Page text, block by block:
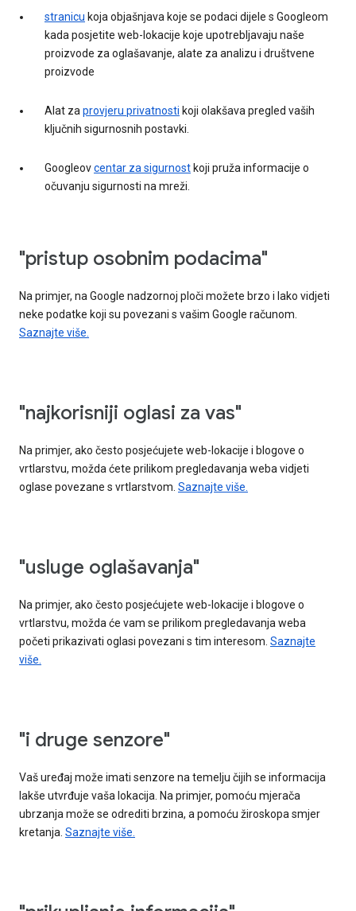
stranicu koja objašnjava koje se podaci dijele s Googleom
kada posjetite web-lokacije koje upotrebljavaju naše
proizvode za oglašavanje, alate za analizu i društvene
proizvode
Alat zaprovjeru privatnosti koji olakšava pregled vaših
ključnih sigurnosnih postavki.
Googleovcentar za sigurnost koji pruža informacije o
očuvanju sigurnosti na mreži.
"pristup osobnim podacima"
Na primjer, na Google nadzornoj ploči možete brzo i lako vidjeti
neke podatke koji su povezani s vašim Google računom.
Saznajte više.
"najkorisniji oglasi za vas"
Na primjer, ako često posjećujete web-lokacije i blogove o
vrtlarstvu, možda ćete prilikom pregledavanja weba vidjeti
oglase povezane s vrtlarstvom. Saznajte više.
"usluge oglašavanja"
Na primjer, ako često posjećujete web-lokacije i blogove o
vrtlarstvu, možda će vam se prilikom pregledavanja weba
početi prikazivati oglasi povezani s tim interesom. Saznajte
više.
"i druge senzore"
Vaš uređaj može imati senzore na temelju čijih se informacija
lakše utvrđuje vaša lokacija. Na primjer, pomoću mjerača
ubrzanja može se odrediti brzina, a pomoću žiroskopa smjer
kretanja. Saznajte više.